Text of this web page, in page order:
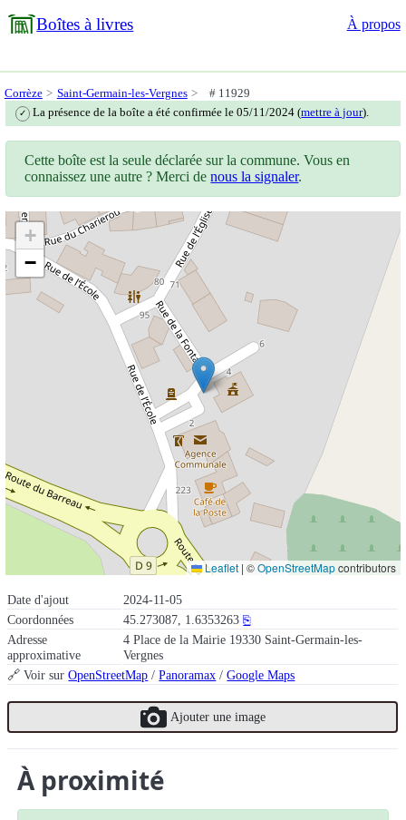
Boîtes à livres À propos
Corrèze Saint-Germain-les-Vergnes # 11929
✓ La présence de la boîte a été confirmée le 05/11/2024 (mettre à jour).
Date d'ajout
2024-11-05
Coordonnées
45.273087, 1.6353263 ⎘
Adresse
approximative
4 Place de la Mairie 19330 Saint-Germain-les-
Vergnes
🔗 Voir surOpenStreetMap /Panoramax /Google Maps
Ajouter une image
Cette boîte est la seule déclarée sur la commune. Vous en
connaissez une autre ? Merci denous la signaler.
+
−
Leaflet | ©OpenStreetMapcontributors
À proximité